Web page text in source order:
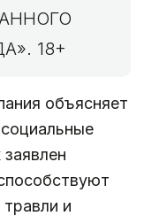
18+
объясняет
и